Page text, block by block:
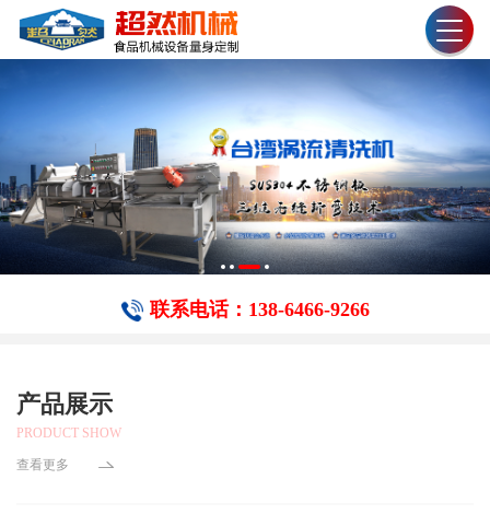
联系电话：138-6466-​9266
产品展示
PRODUCT SHOW
查看更多